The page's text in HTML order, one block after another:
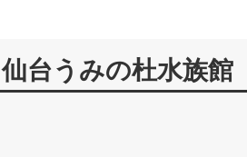
仙台うみの杜水族館